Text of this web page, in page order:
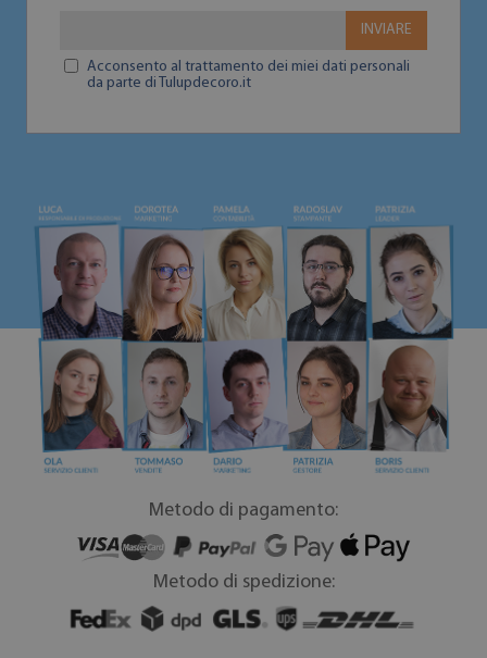
INVIARE
Acconsento al trattamento dei miei dati personali
da parte di Tulupdecoro.it
Metodo di pagamento:
Metodo di spedizione: